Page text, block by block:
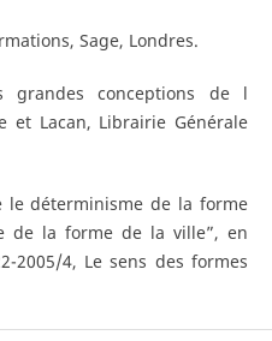
Sage, Londres.
grandes conceptions de l
et Lacan, Librairie Générale
le déterminisme de la forme
de la forme de la ville”, en
2005/4, Le sens des formes